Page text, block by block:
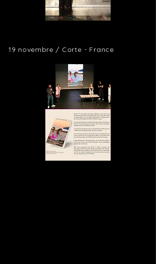
19 novembre / Corte - France